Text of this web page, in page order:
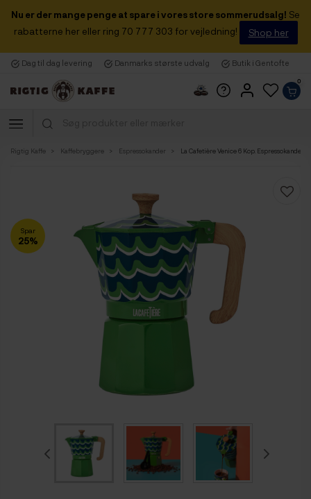
Nu er der mange penge at spare i vores store sommerudsalg! Se
rabatterne her eller ring 70 777 303 for vejledning!
Shop her
Dag til dag levering Danmarks største udvalg Butik i Gentofte
0
Rigtig Kaffe Kaffebryggere Espressokander La Cafetière Venice 6 Kop. Espressokande
Spar
25%